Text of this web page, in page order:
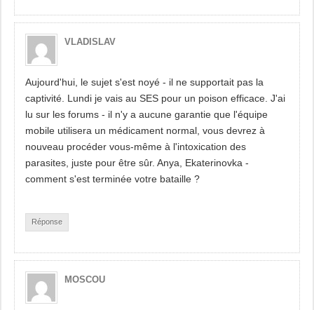
VLADISLAV
Aujourd'hui, le sujet s'est noyé - il ne supportait pas la
captivité. Lundi je vais au SES pour un poison efficace. J'ai
lu sur les forums - il n'y a aucune garantie que l'équipe
mobile utilisera un médicament normal, vous devrez à
nouveau procéder vous-même à l'intoxication des
parasites, juste pour être sûr. Anya, Ekaterinovka -
comment s'est terminée votre bataille ?
Réponse
MOSCOU